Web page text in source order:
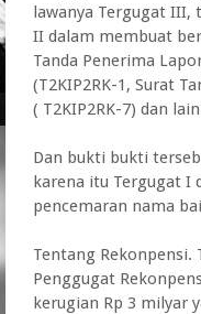
lawanya Tergugat III,
II dalam membuat
Tanda Penerima
(T2KIP2RK-1, Surat
( T2KIP2RK-7) dan
Dan bukti bukti
karena itu Tergugat I
pencemaran nama
Tentang Rekonpensi.
Penggugat
kerugian Rp 3 milyar